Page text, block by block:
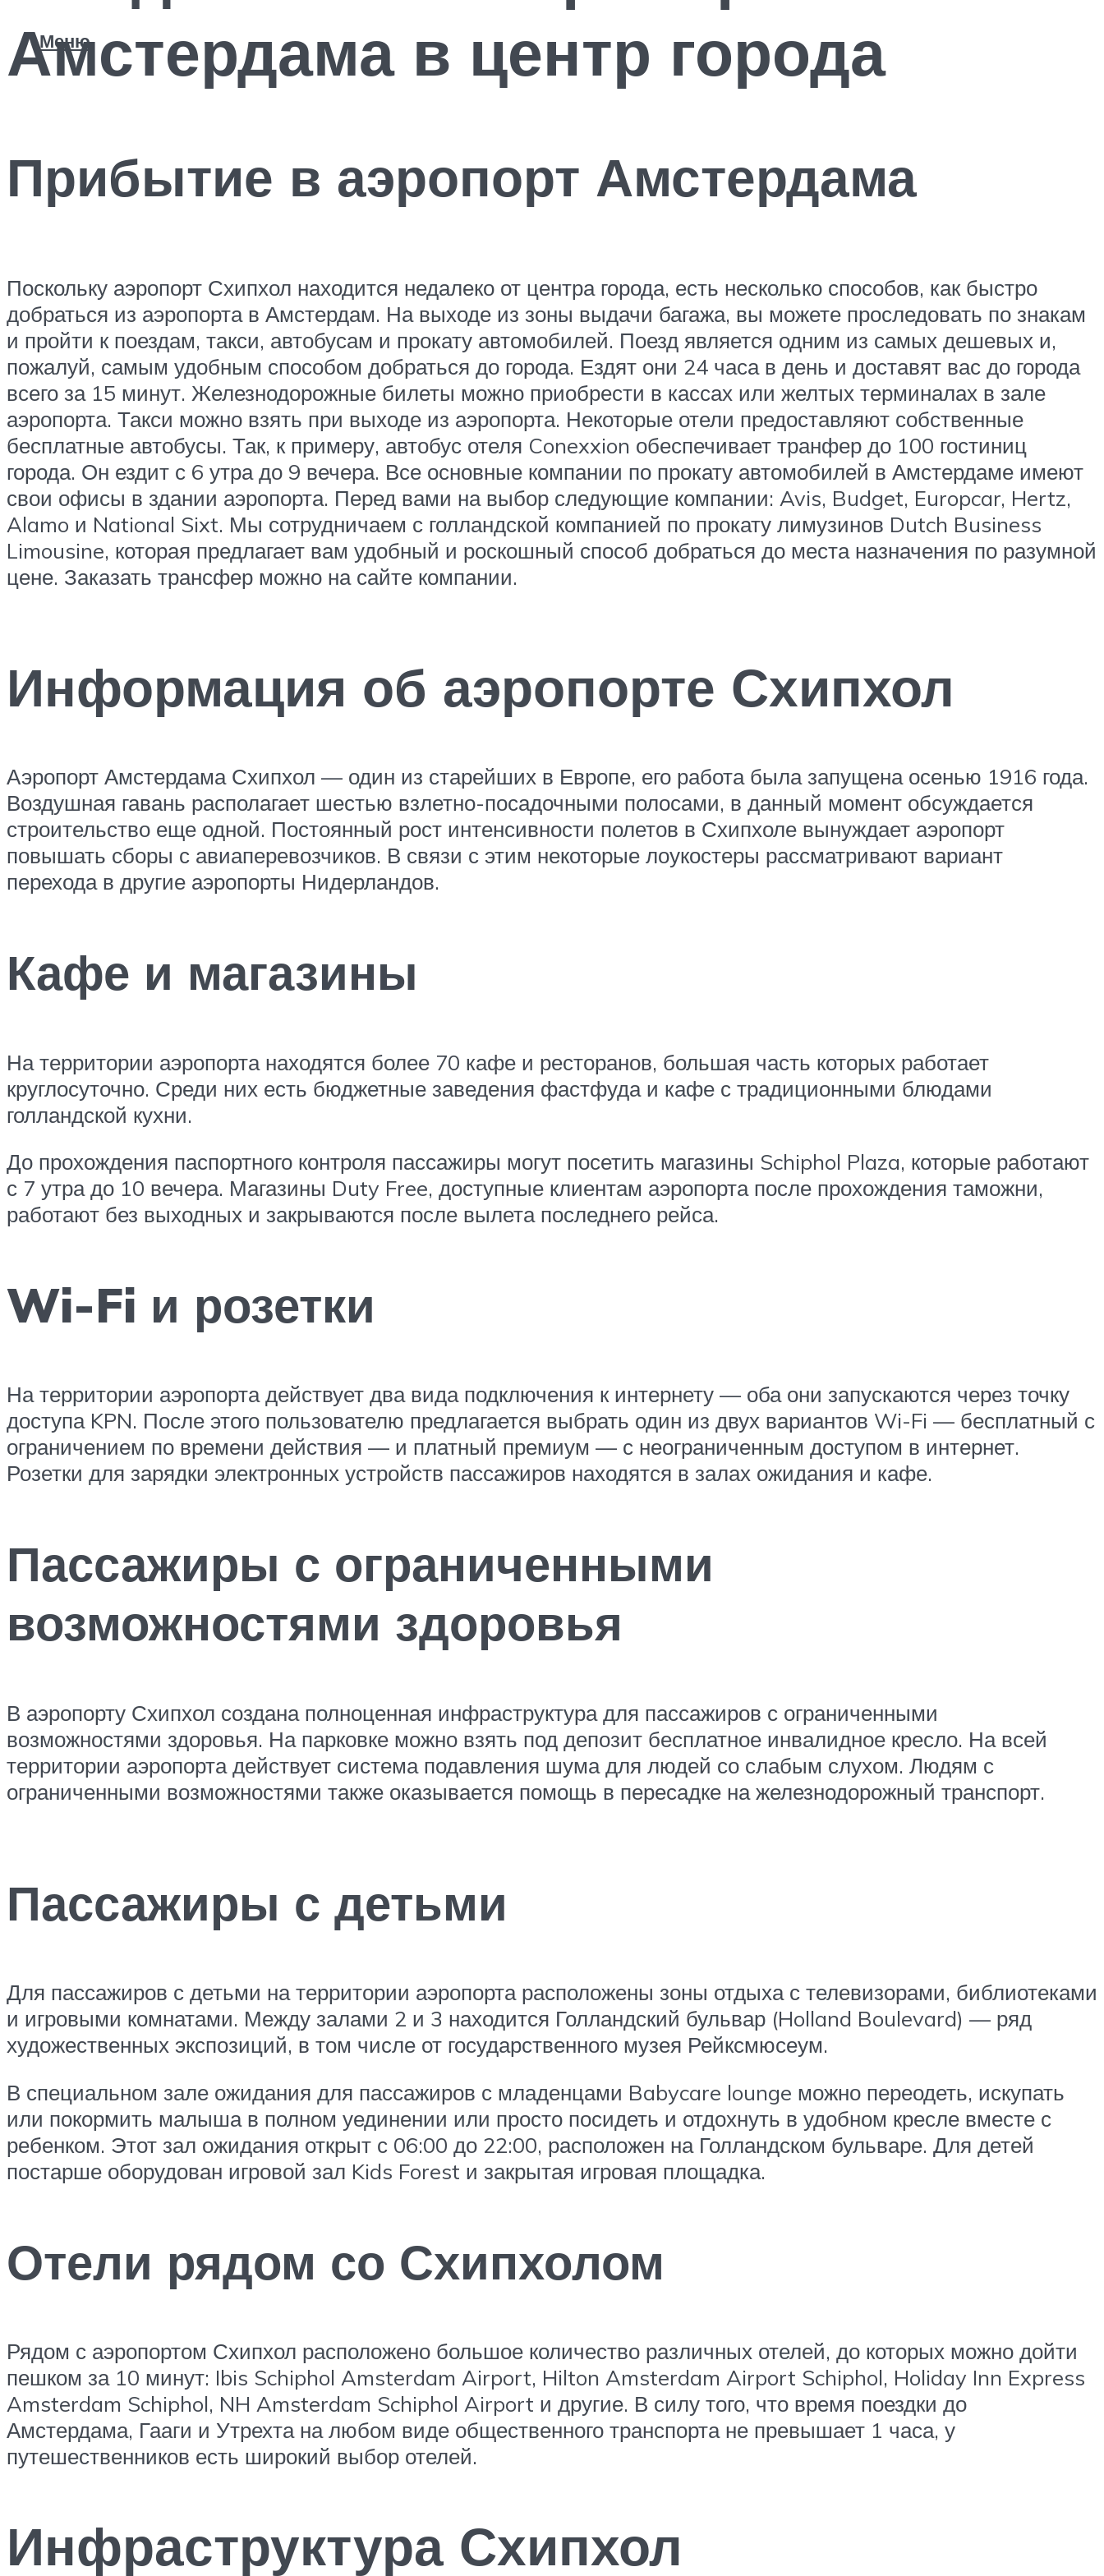
Меню
Амстердама в центр города
Прибытие в аэропорт Амстердама
Поскольку аэропорт Схипхол находится недалеко от центра города, есть несколько способов, как быстро
добраться из аэропорта в Амстердам. На выходе из зоны выдачи багажа, вы можете проследовать по знакам
и пройти к поездам, такси, автобусам и прокату автомобилей. Поезд является одним из самых дешевых и,
пожалуй, самым удобным способом добраться до города. Ездят они 24 часа в день и доставят вас до города
всего за 15 минут. Железнодорожные билеты можно приобрести в кассах или желтых терминалах в зале
аэропорта. Такси можно взять при выходе из аэропорта. Некоторые отели предоставляют собственные
бесплатные автобусы. Так, к примеру, автобус отеля Conexxion обеспечивает транфер до 100 гостиниц
города. Он ездит с 6 утра до 9 вечера. Все основные компании по прокату автомобилей в Амстердаме имеют
свои офисы в здании аэропорта. Перед вами на выбор следующие компании: Avis, Budget, Europcar, Hertz,
Alamo и National Sixt. Мы сотрудничаем с голландской компанией по прокату лимузинов Dutch Business
Limousine, которая предлагает вам удобный и роскошный способ добраться до места назначения по разумной
цене. Заказать трансфер можно на сайте компании.
Информация об аэропорте Схипхол
Аэропорт Амстердама Схипхол — один из старейших в Европе, его работа была запущена осенью 1916 года.
Воздушная гавань располагает шестью взлетно-посадочными полосами, в данный момент обсуждается
строительство еще одной. Постоянный рост интенсивности полетов в Схипхоле вынуждает аэропорт
повышать сборы с авиаперевозчиков. В связи с этим некоторые лоукостеры рассматривают вариант
перехода в другие аэропорты Нидерландов.
Кафе и магазины
На территории аэропорта находятся более 70 кафе и ресторанов, большая часть которых работает
круглосуточно. Среди них есть бюджетные заведения фастфуда и кафе с традиционными блюдами
голландской кухни.
До прохождения паспортного контроля пассажиры могут посетить магазины Schiphol Plaza, которые работают
с 7 утра до 10 вечера. Магазины Duty Free, доступные клиентам аэропорта после прохождения таможни,
работают без выходных и закрываются после вылета последнего рейса.
Wi-Fi и розетки
На территории аэропорта действует два вида подключения к интернету — оба они запускаются через точку
доступа KPN. После этого пользователю предлагается выбрать один из двух вариантов Wi-Fi — бесплатный с
ограничением по времени действия — и платный премиум — с неограниченным доступом в интернет.
Розетки для зарядки электронных устройств пассажиров находятся в залах ожидания и кафе.
Пассажиры с ограниченными
возможностями здоровья
В аэропорту Схипхол создана полноценная инфраструктура для пассажиров с ограниченными
возможностями здоровья. На парковке можно взять под депозит бесплатное инвалидное кресло. На всей
территории аэропорта действует система подавления шума для людей со слабым слухом. Людям с
ограниченными возможностями также оказывается помощь в пересадке на железнодорожный транспорт.
Пассажиры с детьми
Для пассажиров с детьми на территории аэропорта расположены зоны отдыха с телевизорами, библиотеками
и игровыми комнатами. Между залами 2 и 3 находится Голландский бульвар (Holland Boulevard) — ряд
художественных экспозиций, в том числе от государственного музея Рейксмюсеум.
В специальном зале ожидания для пассажиров с младенцами Babycare lounge можно переодеть, искупать
или покормить малыша в полном уединении или просто посидеть и отдохнуть в удобном кресле вместе с
ребенком. Этот зал ожидания открыт с 06:00 до 22:00, расположен на Голландском бульваре. Для детей
постарше оборудован игровой зал Kids Forest и закрытая игровая площадка.
Отели рядом со Схипхолом
Рядом с аэропортом Схипхол расположено большое количество различных отелей, до которых можно дойти
пешком за 10 минут: Ibis Schiphol Amsterdam Airport, Hilton Amsterdam Airport Schiphol, Holiday Inn Express
Amsterdam Schiphol, NH Amsterdam Schiphol Airport и другие. В силу того, что время поездки до
Амстердама, Гааги и Утрехта на любом виде общественного транспорта не превышает 1 часа, у
путешественников есть широкий выбор отелей.
Инфраструктура Схипхол